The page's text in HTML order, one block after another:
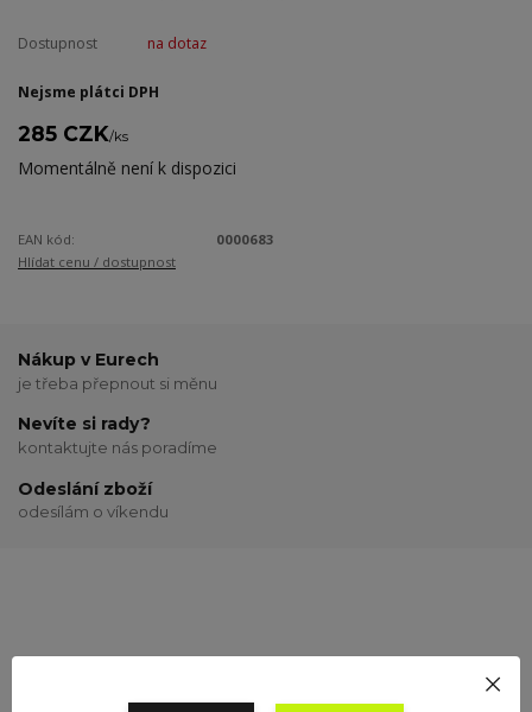
Dostupnost na dotaz
Nejsme plátci DPH
285 CZK/ks
Momentálně není k dispozici
EAN kód:
0000683
Hlídat cenu / dostupnost
Nákup v Eurech
je třeba přepnout si měnu
Nevíte si rady?
kontaktujte nás poradíme
Odeslání zboží
odesílám o víkendu